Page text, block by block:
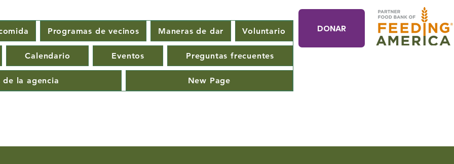
Programas de vecinos Maneras de dar Voluntario
Calendario Eventos Preguntas frecuentes
de la agencia New Page
DONAR